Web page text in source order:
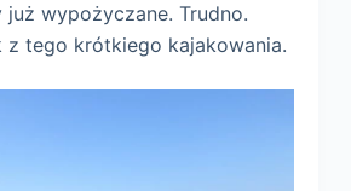
już wypożyczane. Trudno.
z tego krótkiego kajakowania.